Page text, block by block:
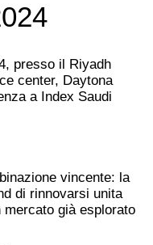
presso il Riyadh
center, Daytona
a Index Saudi
vincente: la
di rinnovarsi unita
già esplorato